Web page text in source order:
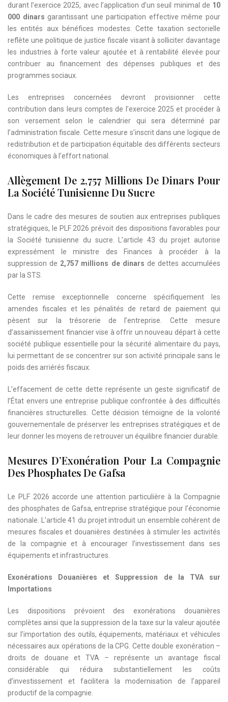
durant l’exercice 2025, avec l’application d’un seuil minimal de 10
000 dinars garantissant une participation effective même pour
les entités aux bénéfices modestes. Cette taxation sectorielle
reflète une politique de justice fiscale visant à solliciter davantage
les industries à forte valeur ajoutée et à rentabilité élevée pour
contribuer au financement des dépenses publiques et des
programmes sociaux.
Les entreprises concernées devront provisionner cette
contribution dans leurs comptes de l’exercice 2025 et procéder à
son versement selon le calendrier qui sera déterminé par
l’administration fiscale. Cette mesure s’inscrit dans une logique de
redistribution et de participation équitable des différents secteurs
économiques à l’effort national.
Allègement De 2,757 Millions De Dinars Pour
La Société Tunisienne Du Sucre
Dans le cadre des mesures de soutien aux entreprises publiques
stratégiques, le PLF 2026 prévoit des dispositions favorables pour
la Société tunisienne du sucre. L’article 43 du projet autorise
expressément le ministre des Finances à procéder à la
suppression de 2,757 millions de dinars de dettes accumulées
par la STS.
Cette remise exceptionnelle concerne spécifiquement les
amendes fiscales et les pénalités de retard de paiement qui
pèsent sur la trésorerie de l’entreprise. Cette mesure
d’assainissement financier vise à offrir un nouveau départ à cette
société publique essentielle pour la sécurité alimentaire du pays,
lui permettant de se concentrer sur son activité principale sans le
poids des arriérés fiscaux.
L’effacement de cette dette représente un geste significatif de
l’État envers une entreprise publique confrontée à des difficultés
financières structurelles. Cette décision témoigne de la volonté
gouvernementale de préserver les entreprises stratégiques et de
leur donner les moyens de retrouver un équilibre financier durable.
Mesures D’Exonération Pour La Compagnie
Des Phosphates De Gafsa
Le PLF 2026 accorde une attention particulière à la Compagnie
des phosphates de Gafsa, entreprise stratégique pour l’économie
nationale. L’article 41 du projet introduit un ensemble cohérent de
mesures fiscales et douanières destinées à stimuler les activités
de la compagnie et à encourager l’investissement dans ses
équipements et infrastructures.
Exonérations Douanières et Suppression de la TVA sur
Importations
Les dispositions prévoient des exonérations douanières
complètes ainsi que la suppression de la taxe sur la valeur ajoutée
sur l’importation des outils, équipements, matériaux et véhicules
nécessaires aux opérations de la CPG. Cette double exonération –
droits de douane et TVA – représente un avantage fiscal
considérable qui réduira substantiellement les coûts
d’investissement et facilitera la modernisation de l’appareil
productif de la compagnie.